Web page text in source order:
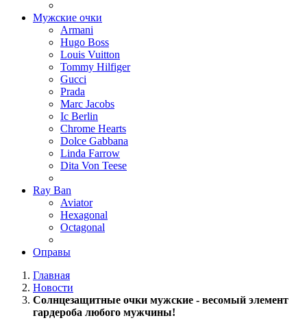
Мужские очки
Armani
Hugo Boss
Louis Vuitton
Tommy Hilfiger
Gucci
Prada
Marc Jacobs
Ic Berlin
Chrome Hearts
Dolce Gabbana
Linda Farrow
Dita Von Teese
Ray Ban
Aviator
Hexagonal
Octagonal
Оправы
Главная
Новости
Солнцезащитные очки мужские - весомый элемент
гардероба любого мужчины!